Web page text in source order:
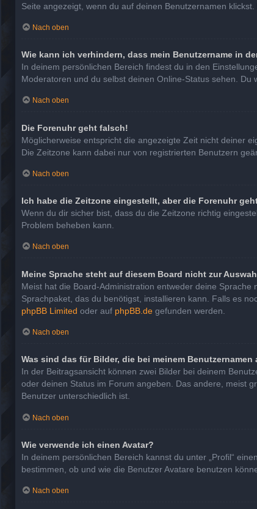
Seite angezeigt, wenn du auf deinen Benutzernamen
Nach oben
Wie kann ich verhindern, dass mein Benutzername in
In deinem persönlichen Bereich findest du in den
Moderatoren und du selbst deinen Online-Status sehen. Du
Nach oben
Die Forenuhr geht falsch!
Möglicherweise entspricht die angezeigte Zeit nicht deiner
Die Zeitzone kann dabei nur von registrierten Benutzern
Nach oben
Ich habe die Zeitzone eingestellt, aber die Forenuhr
Wenn du dir sicher bist, dass du die Zeitzone richtig
Problem beheben kann.
Nach oben
Meine Sprache steht auf diesem Board nicht zur
Meist hat die Board-Administration entweder deine
Sprachpaket, das du benötigst, installieren kann. Falls es
phpBB Limited oder auf phpBB.de gefunden werden.
Nach oben
Was sind das für Bilder, die bei meinem Benutzernamen
In der Beitragsansicht können zwei Bilder bei deinem
oder deinen Status im Forum angeben. Das andere, meist
Benutzer unterschiedlich ist.
Nach oben
Wie verwende ich einen Avatar?
In deinem persönlichen Bereich kannst du unter „Profil“
bestimmen, ob und wie die Benutzer Avatare benutzen
Nach oben